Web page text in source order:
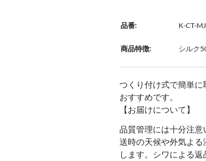
品番: K-CT-
商品特徴: シルク
つくり付け式で簡単に
おすすめです。
【お届けについて】
品質管理には十分注
送時の天候や外気よ
します。シワによる返